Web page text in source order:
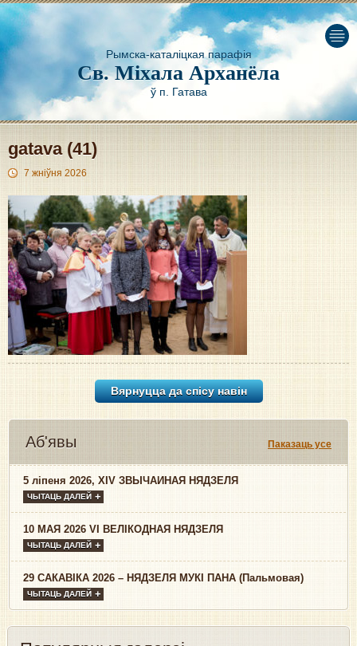
Рымска-каталіцкая парафія
Св. Міхала Арханёла
ў п. Гатава
gatava (41)
7 жніўня 2026
Вярнуцца да спісу навiн
Паказаць усе
Аб'явы
5 ліпеня 2026, XIV ЗВЫЧАЙНАЯ НЯДЗЕЛЯ
ЧЫТАЦЬ ДАЛЕЙ
10 МАЯ 2026 VI ВЕЛІКОДНАЯ НЯДЗЕЛЯ
ЧЫТАЦЬ ДАЛЕЙ
29 САКАВІКА 2026 – НЯДЗЕЛЯ МУКІ ПАНА (Пальмовая)
ЧЫТАЦЬ ДАЛЕЙ